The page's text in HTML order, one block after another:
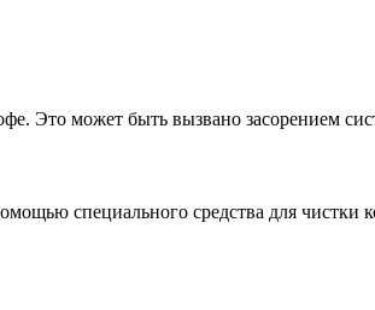
Это может быть вызвано засорением
специального средства для